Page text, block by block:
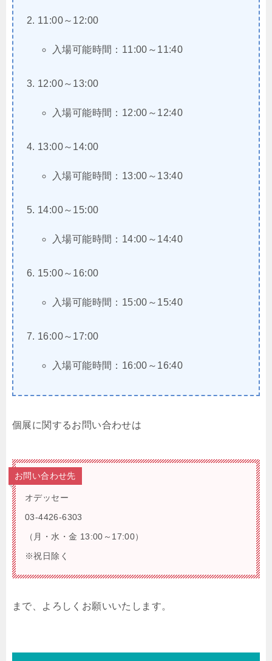
11:00～12:00
入場可能時間：11:00～11:40
12:00～13:00
入場可能時間：12:00～12:40
13:00～14:00
入場可能時間：13:00～13:40
14:00～15:00
入場可能時間：14:00～14:40
15:00～16:00
入場可能時間：15:00～15:40
16:00～17:00
入場可能時間：16:00～16:40
個展に関するお問い合わせは
お問い合わせ先
オデッセー
03-4426-6303
（月・水・金 13:00～17:00）
※祝日除く
まで、よろしくお願いいたします。